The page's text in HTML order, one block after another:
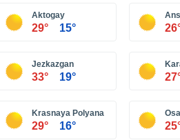
Aktogay
29° 15°
Jezkazgan
33° 19°
Krasnaya Polyana
29° 16°